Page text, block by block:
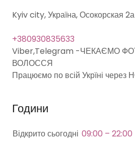
Kyiv city, Україна, Осокорская 2а
+380930835633
Viber,Telegram -ЧЕКАЄМО
ВОЛОССЯ
Працюємо по всій Укрїні
Години
Відкрито сьогодні 09:00 – 22:00